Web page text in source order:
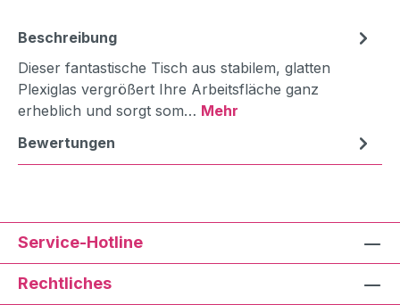
Beschreibung
Dieser fantastische Tisch aus stabilem, glatten
Plexiglas vergrößert Ihre Arbeitsfläche ganz
erheblich und sorgt som… Mehr
Bewertungen
Service-Hotline
Rechtliches